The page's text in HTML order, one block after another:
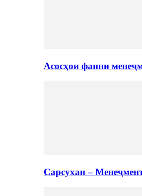
Асосҳои фанни
Сарсухан –